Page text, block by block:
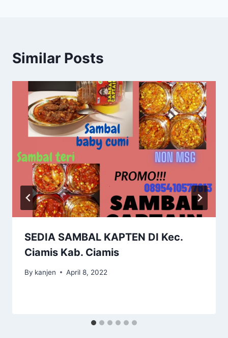
Similar Posts
SEDIA SAMBAL KAPTEN DI Kec.
Ciamis Kab. Ciamis
By kanjen April 8, 2022